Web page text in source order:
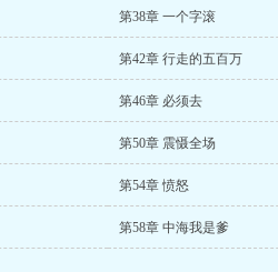
第38章 一个字滚
第42章 行走的五百万
第46章 必须去
第50章 震慑全场
第54章 愤怒
第58章 中海我是爹